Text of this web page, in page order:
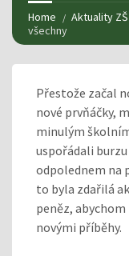
Home Aktuality ZŠ
všechny
Přestože začal
nové prvňáčky,
minulým
uspořádali
odpolednem na
to byla zdařilá
peněz,
novými příběhy.